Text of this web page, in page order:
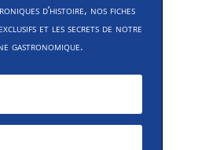
d’histoire, nos fiches
et les secrets de notre
gastronomique.